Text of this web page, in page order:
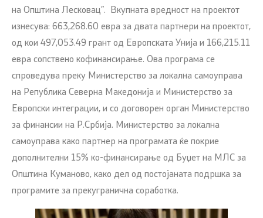
на Општина Лесковац”. Вкупната вредност на проектот
изнесува: 663,268.60 евра за двата партнери на проектот,
од кои 497,053.49 грант од Европската Унија и 166,215.11
евра сопствено кофинансирање. Ова програма се
спроведува преку Министерство за локална самоуправа
на Република Северна Македонија и Министерство за
Европски интеграции, и со договорен орган Министерство
за финансии на Р.Србија. Министерство за локална
самоуправа како партнер на програмата ќе покрие
дополнителни 15% ко-финансирање од Буџет на МЛС за
Општина Куманово, како дел од постојаната подршка за
програмите за прекугранична соработка.